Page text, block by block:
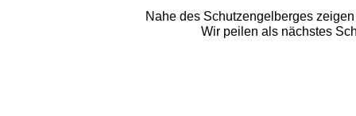
Nahe des Schutzengelberges
Wir peilen als nächstes